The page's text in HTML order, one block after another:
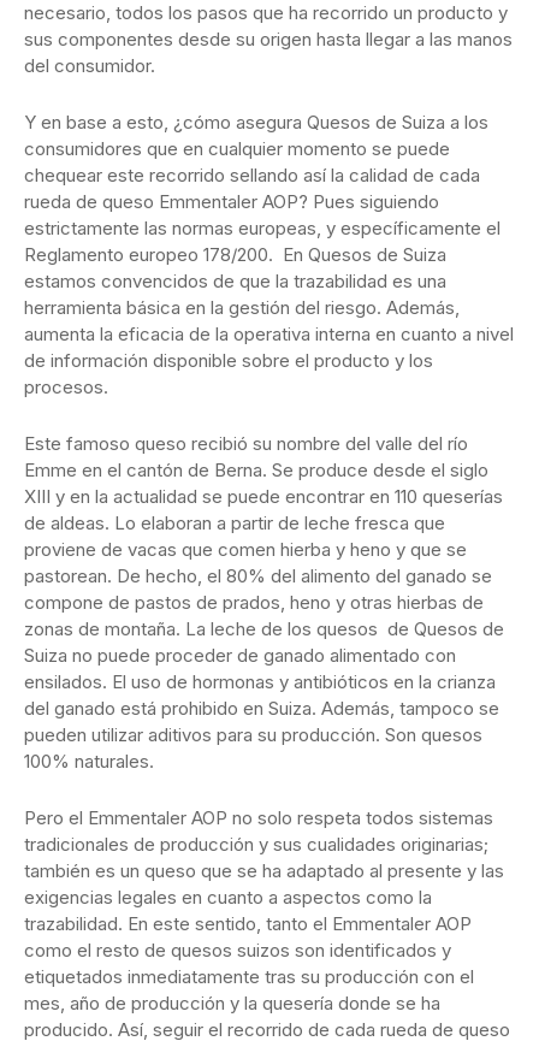
necesario, todos los pasos que ha recorrido un producto y
sus componentes desde su origen hasta llegar a las manos
del consumidor.
Y en base a esto, ¿cómo asegura Quesos de Suiza a los
consumidores que en cualquier momento se puede
chequear este recorrido sellando así la calidad de cada
rueda de queso Emmentaler AOP? Pues siguiendo
estrictamente las normas europeas, y específicamente el
Reglamento europeo 178/200. En Quesos de Suiza
estamos convencidos de que la trazabilidad es una
herramienta básica en la gestión del riesgo. Además,
aumenta la eficacia de la operativa interna en cuanto a nivel
de información disponible sobre el producto y los
procesos.
Este famoso queso recibió su nombre del valle del río
Emme en el cantón de Berna. Se produce desde el siglo
XIII y en la actualidad se puede encontrar en 110 queserías
de aldeas. Lo elaboran a partir de leche fresca que
proviene de vacas que comen hierba y heno y que se
pastorean. De hecho, el 80% del alimento del ganado se
compone de pastos de prados, heno y otras hierbas de
zonas de montaña. La leche de los quesos de Quesos de
Suiza no puede proceder de ganado alimentado con
ensilados. El uso de hormonas y antibióticos en la crianza
del ganado está prohibido en Suiza. Además, tampoco se
pueden utilizar aditivos para su producción. Son quesos
100% naturales.
Pero el Emmentaler AOP no solo respeta todos sistemas
tradicionales de producción y sus cualidades originarias;
también es un queso que se ha adaptado al presente y las
exigencias legales en cuanto a aspectos como la
trazabilidad. En este sentido, tanto el Emmentaler AOP
como el resto de quesos suizos son identificados y
etiquetados inmediatamente tras su producción con el
mes, año de producción y la quesería donde se ha
producido. Así, seguir el recorrido de cada rueda de queso